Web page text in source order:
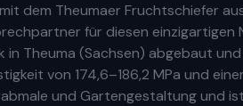
dem Theumaer Fruchtschiefer
für diesen einzigartigen
in Theuma (Sachsen) abgebaut
von 174,6–186,2 MPa und
und Gartengestaltung und